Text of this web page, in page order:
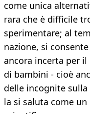
come unica
rara che è difficile
sperimentare; al
nazione, si
ancora incerta per
di bambini - cioè
delle incognite
la si saluta come